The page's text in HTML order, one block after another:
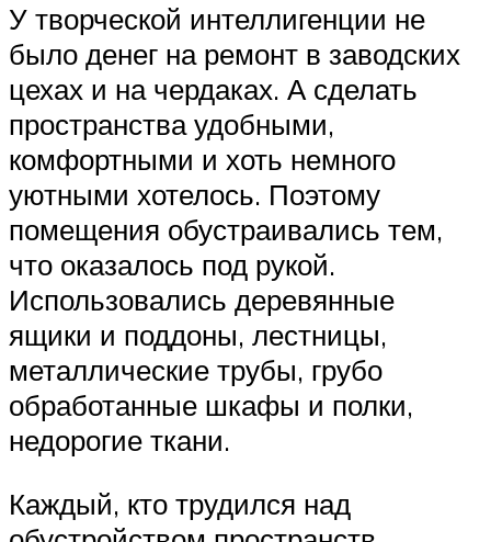
У творческой интеллигенции не
было денег на ремонт в заводских
цехах и на чердаках. А сделать
пространства удобными,
комфортными и хоть немного
уютными хотелось. Поэтому
помещения обустраивались тем,
что оказалось под рукой.
Использовались деревянные
ящики и поддоны, лестницы,
металлические трубы, грубо
обработанные шкафы и полки,
недорогие ткани.
Каждый, кто трудился над